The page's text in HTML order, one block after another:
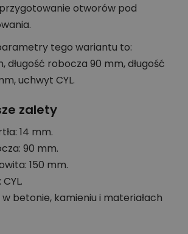
otworów pod
tego wariantu to:
długość robocza 90 mm, długość
uchwyt CYL.
zalety
14 mm.
90 mm.
150 mm.
betonie, kamieniu i materiałach